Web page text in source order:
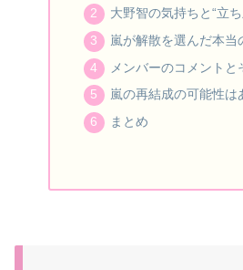
大野智の気持ちと“立
嵐が解散を選んだ本当
メンバーのコメントと
嵐の再結成の可能性は
まとめ